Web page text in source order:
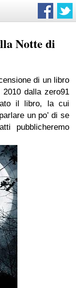
Notte di
di un libro
dalla zero91
il libro, la cui
un po’ di se
pubblicheremo